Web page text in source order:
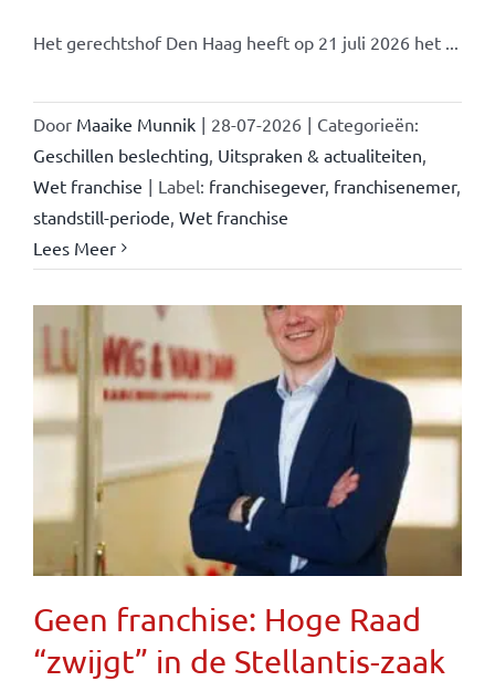
Het gerechtshof Den Haag heeft op 21 juli 2026 het ...
Door Maaike Munnik | 28-07-2026 | Categorieën:
Geschillen beslechting Uitspraken & actualiteiten
Wet franchise | Label: franchisegever, franchisenemer,
standstill-periode Wet franchise
Lees Meer
Geen franchise: Hoge Raad
“zwijgt” in de Stellantis-zaak